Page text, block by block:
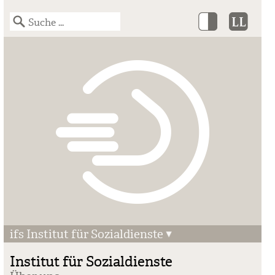
ifs Institut für Sozialdienste
Institut für Sozialdienste